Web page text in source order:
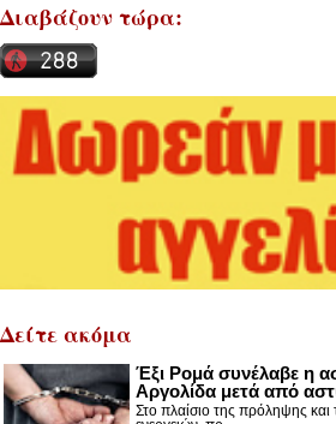
Διαβάζουν τώρα:
Δείτε ακόμα
Έξι Ρομά συνέλαβε η
Αργολίδα μετά από
Στο πλαίσιο της πρόληψης και